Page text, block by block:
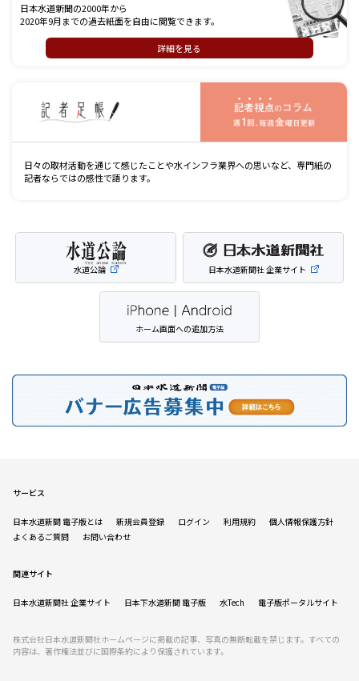
日本水道新聞の2000年から
2020年9月までの過去紙面を自由に閲覧できます。
詳細を見る
日々の取材活動を通じて感じたことや水インフラ業界への思いなど、専門紙の
記者ならではの感性で語ります。
水道公論 日本水道新聞社 企業サイト
ホーム画面への追加方法
サービス
日本水道新聞 電子版とは 新規会員登録 ログイン 利用規約
個人情報保護方針
よくあるご質問
お問い合わせ
関連サイト
日本水道新聞社 企業サイト 日本下水道新聞 電子版 水Tech 電子版ポータルサイト
株式会社日本水道新聞社ホームページに掲載の記事、写真の無断転載を禁じます。すべての
内容は、著作権法並びに国際条約により保護されています。